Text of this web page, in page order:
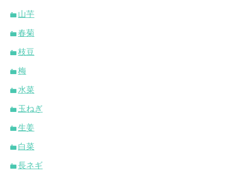
山芋
春菊
枝豆
梅
水菜
玉ねぎ
生姜
白菜
長ネギ